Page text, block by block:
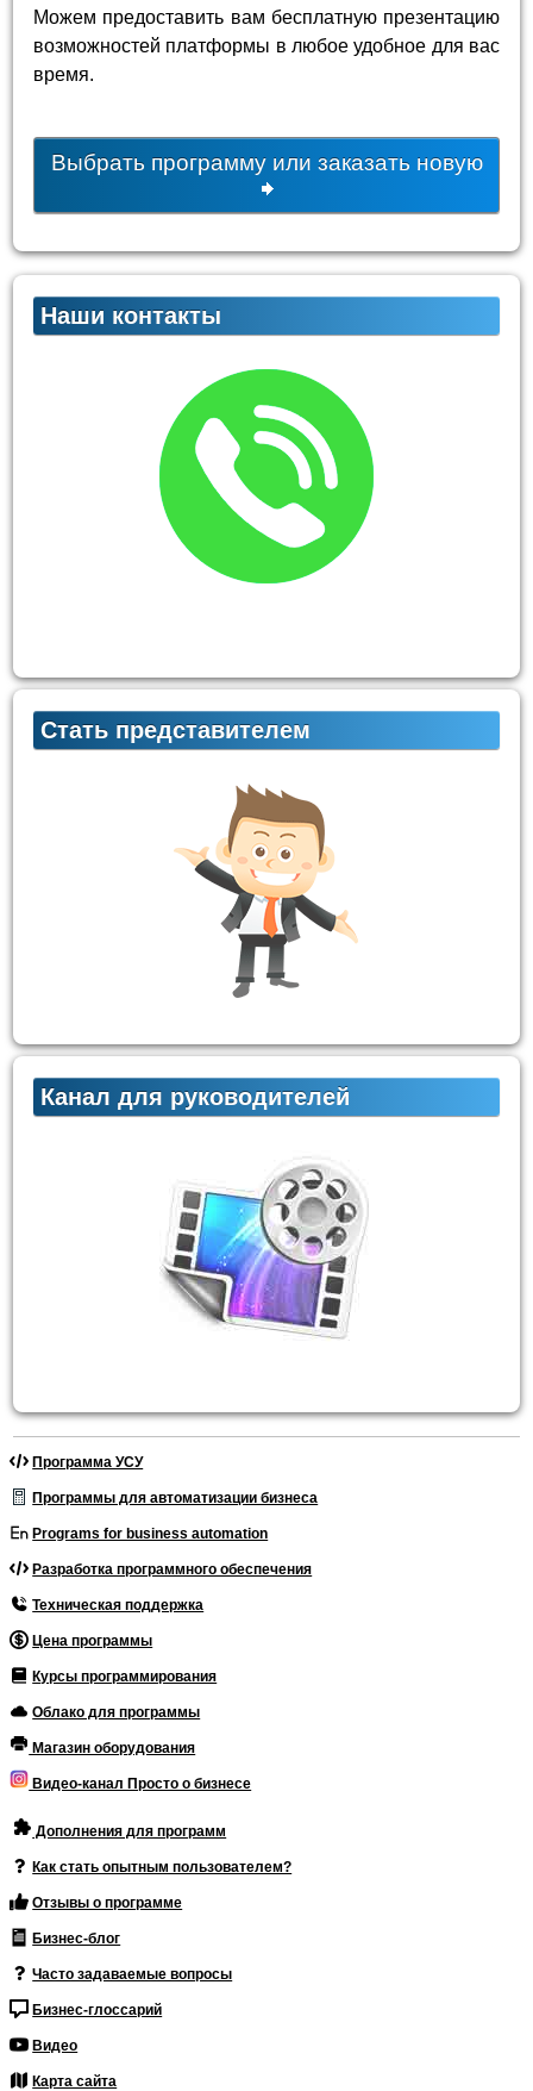
Можем предоставить вам бесплатную презентацию
возможностей платформы в любое удобное для вас
время.
Выбрать программу или заказать новую
Наши контакты
Стать представителем
Канал для руководителей
Программа УСУ
Программы для автоматизации бизнеса
Programs for business automation
Разработка программного обеспечения
Техническая поддержка
Цена программы
Курсы программирования
Облако для программы
Магазин оборудования
Видео-канал Просто о бизнесе
Дополнения для программ
Как стать опытным пользователем?
Отзывы о программе
Бизнес-блог
Часто задаваемые вопросы
Бизнес-глоссарий
Видео
Карта сайта